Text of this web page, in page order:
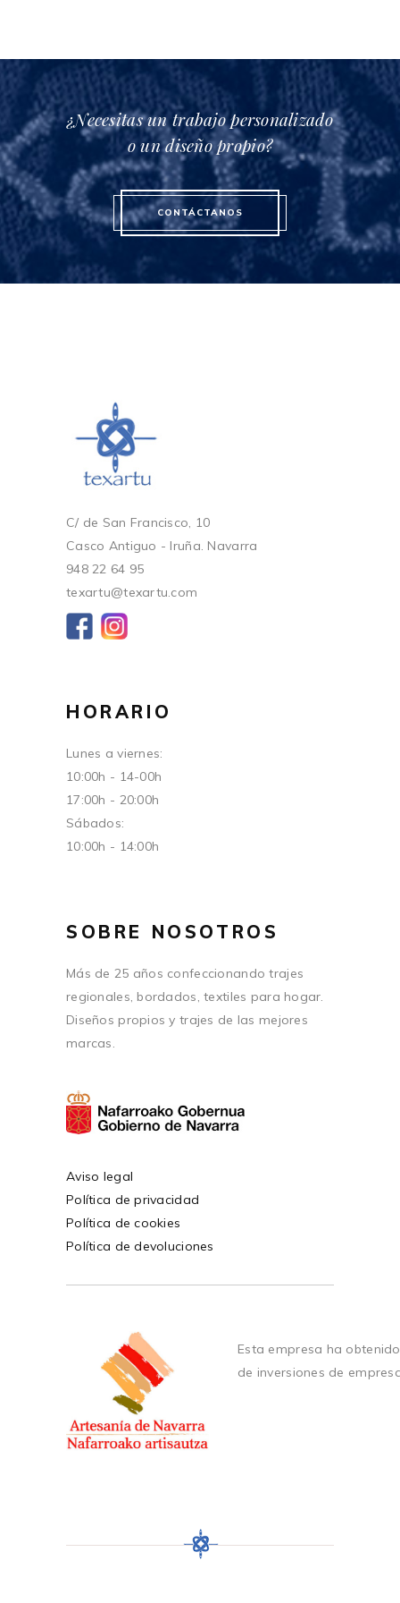
producto
¿Necesitas un trabajo personalizado
o un diseño propio?
CONTÁCTANOS
C/ de San Francisco, 10
Casco Antiguo - Iruña. Navarra
948 22 64 95
texartu@texartu.com
HORARIO
Lunes a viernes:
10:00h - 14-00h
17:00h - 20:00h
Sábados:
10:00h - 14:00h
SOBRE NOSOTROS
Más de 25 años confeccionando trajes
regionales, bordados, textiles para hogar.
Diseños propios y trajes de las mejores
marcas.
Aviso legal
Política de privacidad
Política de cookies
Política de devoluciones
Esta empresa ha
de inversiones de